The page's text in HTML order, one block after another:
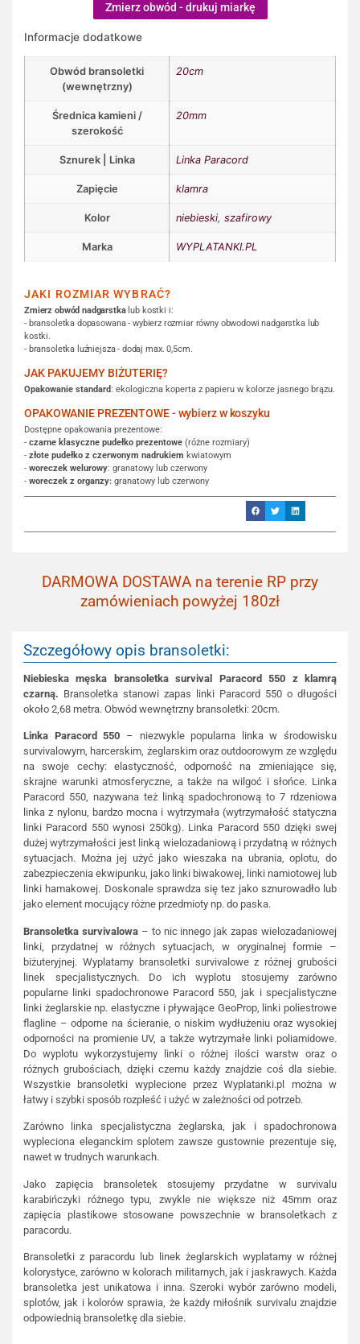
Zmierz obwód - drukuj miarkę
Informacje dodatkowe
Obwód bransoletki
(wewnętrzny)
20cm
Średnica kamieni /
szerokość
20mm
Sznurek | Linka Linka Paracord
Zapięcie klamra
Kolor niebieski, szafirowy
Marka WYPLATANKI.PL
JAKI ROZMIAR WYBRAĆ?
Zmierz obwód nadgarstkalub kostki i:
- bransoletka dopasowana - wybierz rozmiar równy obwodowi nadgarstka lub
kostki.
- bransoletka luźniejsza - dodaj max. 0,5cm.
JAK PAKUJEMY BIŻUTERIĘ?
Opakowanie standard: ekologiczna koperta z papieru w kolorze jasnego brązu.
OPAKOWANIE PREZENTOWE - wybierz w koszyku
Dostępne opakowania prezentowe:
- czarne klasyczne pudełko prezentowe (różne rozmiary)
- złote pudełko z czerwonym nadrukiem kwiatowym
- woreczek welurowy: granatowy lub czerwony
- woreczek z organzy: granatowy lub czerwony
DARMOWA DOSTAWA na terenie RP przy
zamówieniach powyżej 180zł
Szczegółowy opis bransoletki:
Niebieska męska bransoletka survival Paracord 550 z klamrą
czarną. Bransoletka stanowi zapas linki Paracord 550 o długości
około 2,68 metra. Obwód wewnętrzny bransoletki: 20cm.
Linka Paracord 550 – niezwykle popularna linka w środowisku
survivalowym, harcerskim, żeglarskim oraz outdoorowym ze względu
na swoje cechy: elastyczność, odporność na zmieniające się,
skrajne warunki atmosferyczne, a także na wilgoć i słońce. Linka
Paracord 550, nazywana też linką spadochronową to 7 rdzeniowa
linka z nylonu, bardzo mocna i wytrzymała (wytrzymałość statyczna
linki Paracord 550 wynosi 250kg). Linka Paracord 550 dzięki swej
dużej wytrzymałości jest linką wielozadaniową i przydatną w różnych
sytuacjach. Można jej użyć jako wieszaka na ubrania, oplotu, do
zabezpieczenia ekwipunku, jako linki biwakowej, linki namiotowej lub
linki hamakowej. Doskonale sprawdza się tez jako sznurowadło lub
jako element mocujący różne przedmioty np. do paska.
Bransoletka survivalowa– to nic innego jak zapas wielozadaniowej
linki, przydatnej w różnych sytuacjach, w oryginalnej formie –
biżuteryjnej. Wyplatamy bransoletki survivalowe z różnej grubości
linek specjalistycznych. Do ich wyplotu stosujemy zarówno
popularne linki spadochronowe Paracord 550, jak i specjalistyczne
linki żeglarskie np. elastyczne i pływające GeoProp, linki poliestrowe
flagline – odporne na ścieranie, o niskim wydłużeniu oraz wysokiej
odporności na promienie UV, a także wytrzymałe linki poliamidowe.
Do wyplotu wykorzystujemy linki o różnej ilości warstw oraz o
różnych grubościach, dzięki czemu każdy znajdzie coś dla siebie.
Wszystkie bransoletki wyplecione przez Wyplatanki.pl można w
łatwy i szybki sposób rozpleść i użyć w zależności od potrzeb.
Zarówno linka specjalistyczna żeglarska, jak i spadochronowa
wypleciona eleganckim splotem zawsze gustownie prezentuje się,
nawet w trudnych warunkach.
Jako zapięcia bransoletek stosujemy przydatne w survivalu
karabińczyki różnego typu, zwykle nie większe niż 45mm oraz
zapięcia plastikowe stosowane powszechnie w bransoletkach z
paracordu.
Bransoletki z paracordu lub linek żeglarskich wyplatamy w różnej
kolorystyce, zarówno w kolorach militarnych, jak i jaskrawych. Każda
bransoletka jest unikatowa i inna. Szeroki wybór zarówno modeli,
splotów, jak i kolorów sprawia, że każdy miłośnik survivalu znajdzie
odpowiednią bransoletkę dla siebie.